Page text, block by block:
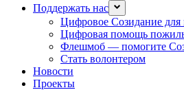
Поддержать нас
Цифровое Созидание
Цифровая помощь
Флешмоб — помогите
Стать волонтером
Новости
Проекты